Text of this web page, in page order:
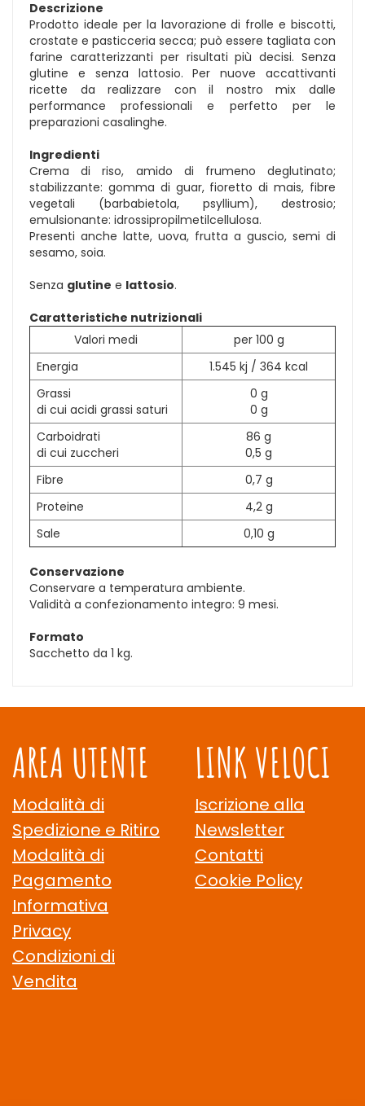
Descrizione
Prodotto ideale per la lavorazione di frolle e biscotti,
crostate e pasticceria secca; può essere tagliata con
farine caratterizzanti per risultati più decisi. Senza
glutine e senza lattosio. Per nuove accattivanti
ricette da realizzare con il nostro mix dalle
performance professionali e perfetto per le
preparazioni casalinghe.
Ingredienti
Crema di riso, amido di frumeno deglutinato;
stabilizzante: gomma di guar, fioretto di mais, fibre
vegetali (barbabietola, psyllium), destrosio;
emulsionante: idrossipropilmetilcellulosa.
Presenti anche latte, uova, frutta a guscio, semi di
sesamo, soia.
Senza glutine e lattosio.
Caratteristiche nutrizionali
Valori medi
per 100 g
Energia
1.545 kj / 364 kcal
Grassi
di cui acidi grassi saturi
0 g
0 g
Carboidrati
di cui zuccheri
86 g
0,5 g
Fibre
0,7 g
Proteine
4,2 g
Sale
0,10 g
Conservazione
Conservare a temperatura ambiente.
Validità a confezionamento integro: 9 mesi.
Formato
Sacchetto da 1 kg.
AREA UTENTE
Modalità di
Spedizione e Ritiro
Modalità di
Pagamento
Informativa
Privacy
Condizioni di
Vendita
LINK VELOCI
Iscrizione alla
Newsletter
Contatti
Cookie Policy